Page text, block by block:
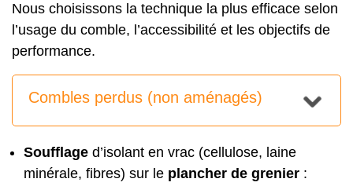
Nous choisissons la technique la plus efficace selon
l’usage du comble, l’accessibilité et les objectifs de
performance.
Combles perdus (non aménagés)
Soufflage d’isolant en vrac (cellulose, laine
minérale, fibres) sur le plancher de grenier :